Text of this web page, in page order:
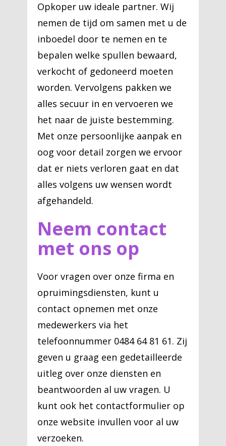
Opkoper uw ideale partner. Wij
nemen de tijd om samen met u de
inboedel door te nemen en te
bepalen welke spullen bewaard,
verkocht of gedoneerd moeten
worden. Vervolgens pakken we
alles secuur in en vervoeren we
het naar de juiste bestemming.
Met onze persoonlijke aanpak en
oog voor detail zorgen we ervoor
dat er niets verloren gaat en dat
alles volgens uw wensen wordt
afgehandeld.
Neem contact
met ons op
Voor vragen over onze firma en
opruimingsdiensten, kunt u
contact opnemen met onze
medewerkers via het
telefoonnummer 0484 64 81 61. Zij
geven u graag een gedetailleerde
uitleg over onze diensten en
beantwoorden al uw vragen. U
kunt ook het contactformulier op
onze website invullen voor al uw
verzoeken.